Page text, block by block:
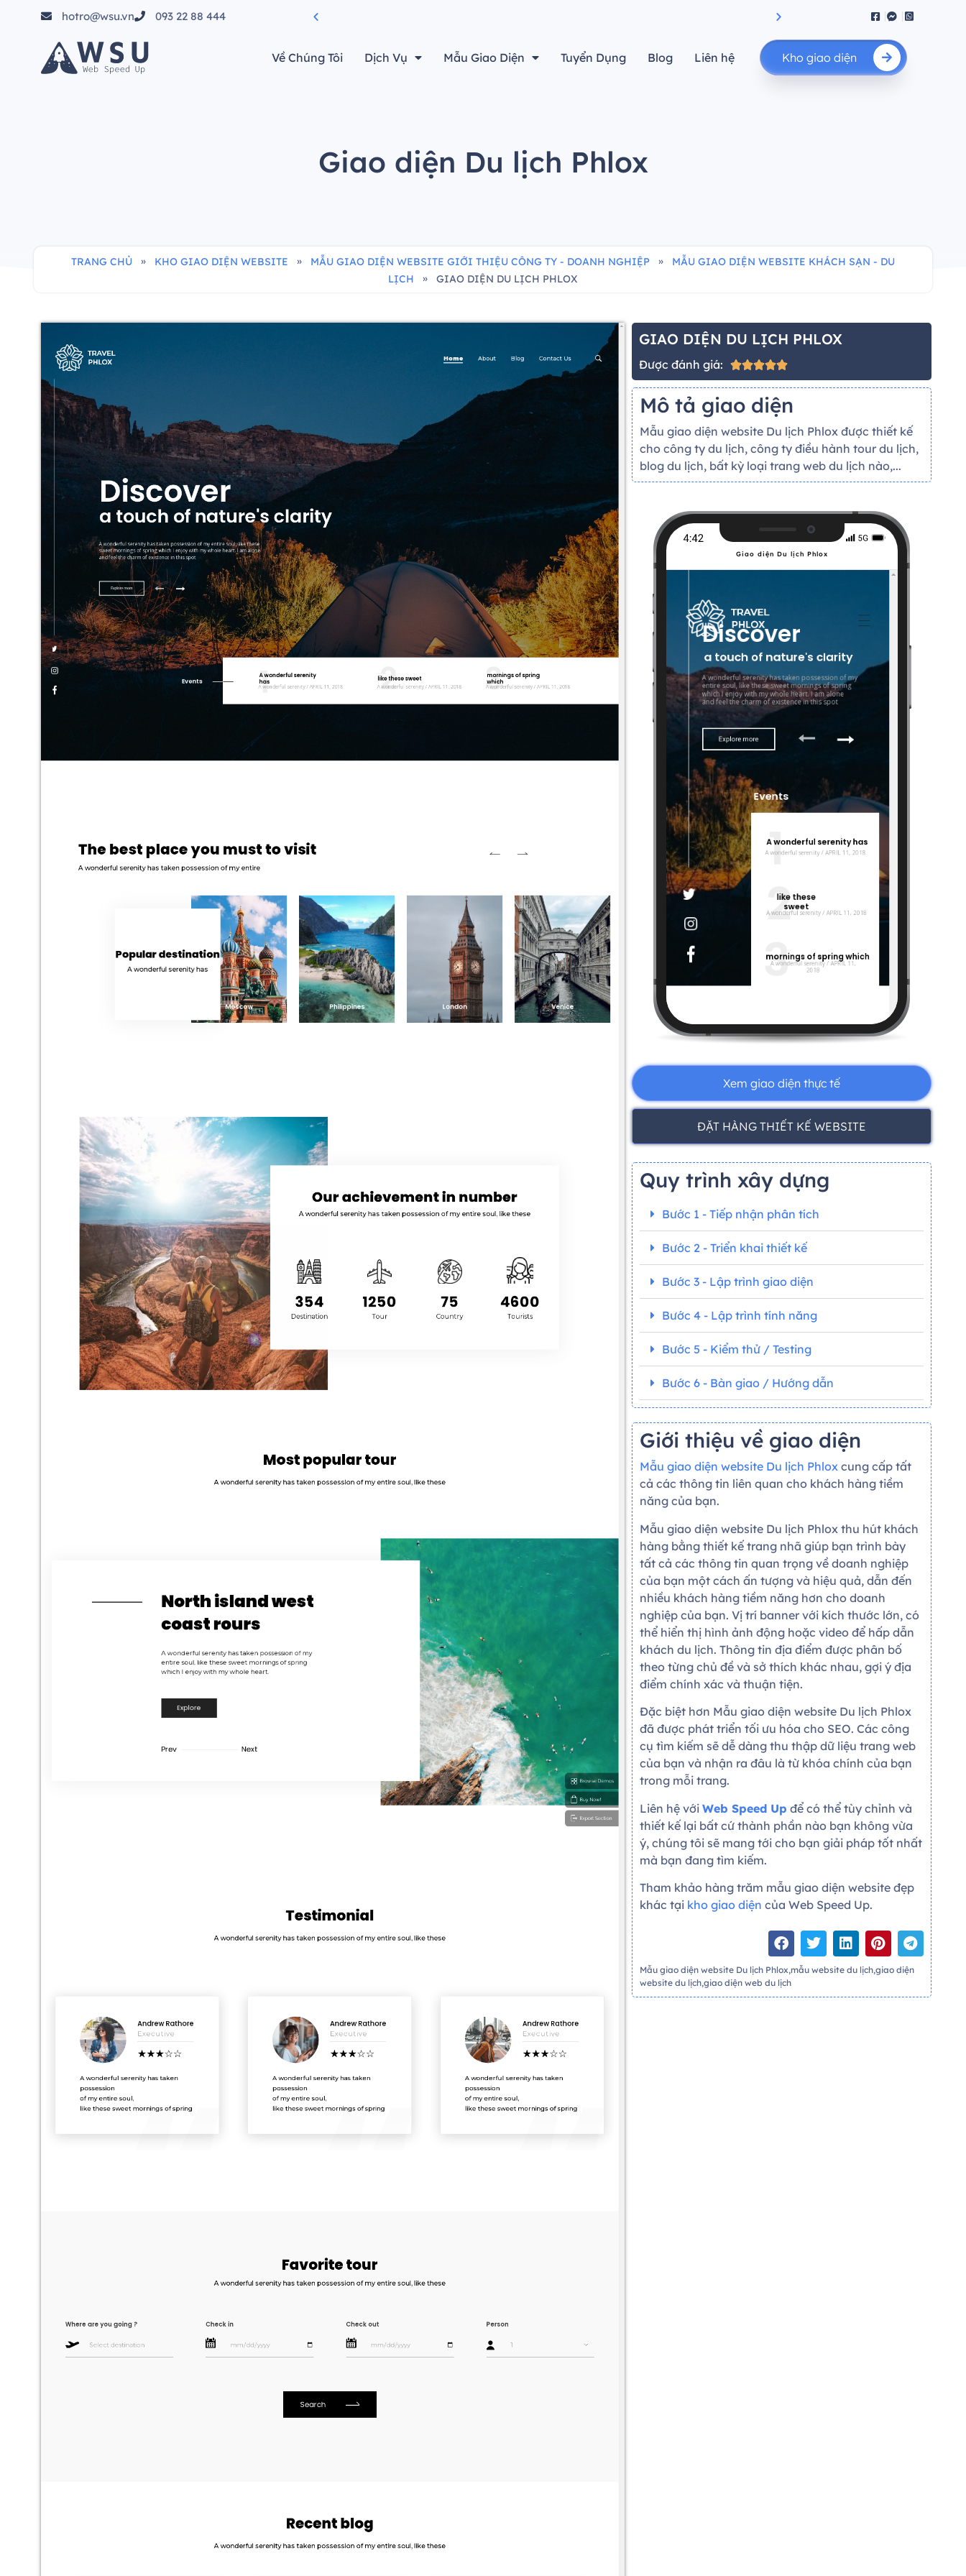
hotro@wsu.vn
093 22 88 444
Về Chúng Tôi Dịch Vụ Mẫu Giao Diện Tuyển Dụng Blog Liên hệ Kho giao diện
Giao diện Du lịch Phlox
TRANG CHỦ » KHO GIAO DIỆN WEBSITE » MẪU GIAO DIỆN WEBSITE GIỚI THIỆU CÔNG TY - DOANH NGHIỆP »
MẪU GIAO DIỆN WEBSITE KHÁCH SẠN - DU
LỊCH
» GIAO DIỆN DU LỊCH PHLOX
GIAO DIỆN DU LỊCH PHLOX
Được đánh giá: 
Mô tả giao diện
Mẫu giao diện website Du lịch Phlox được thiết kế
cho công ty du lịch, công ty điều hành tour du lịch,
blog du lịch, bất kỳ loại trang web du lịch nào,...
Giao diện Du lịch Phlox
Xem giao diện thực tế
ĐẶT HÀNG THIẾT KẾ WEBSITE
Quy trình xây dựng
Bước 1 - Tiếp nhận phân tích
Bước 2 - Triển khai thiết kế
Bước 3 - Lập trình giao diện
Bước 4 - Lập trình tính năng
Bước 5 - Kiểm thử / Testing
Bước 6 - Bàn giao / Hướng dẫn
Giới thiệu về giao diện
Mẫu giao diện website Du lịch Phlox cung cấp tất
cả các thông tin liên quan cho khách hàng tiềm
năng của bạn.
Mẫu giao diện website Du lịch Phlox thu hút khách
hàng bằng thiết kế trang nhã giúp bạn trình bày
tất cả các thông tin quan trọng về doanh nghiệp
của bạn một cách ấn tượng và hiệu quả, dẫn đến
nhiều khách hàng tiềm năng hơn cho doanh
nghiệp của bạn. Vị trí banner với kích thước lớn, có
thể hiển thị hình ảnh động hoặc video để hấp dẫn
khách du lịch. Thông tin địa điểm được phân bố
theo từng chủ đề và sở thích khác nhau, gợi ý địa
điểm chính xác và thuận tiện.
Đặc biệt hơn Mẫu giao diện website Du lịch Phlox
đã được phát triển tối ưu hóa cho SEO. Các công
cụ tìm kiếm sẽ dễ dàng thu thập dữ liệu trang web
của bạn và nhận ra đâu là từ khóa chính của bạn
trong mỗi trang.
Liên hệ vớiWeb Speed Up để có thể tùy chỉnh và
thiết kế lại bất cứ thành phần nào bạn không vừa
ý, chúng tôi sẽ mang tới cho bạn giải pháp tốt nhất
mà bạn đang tìm kiếm.
Tham khảo hàng trăm mẫu giao diện website đẹp
khác tại kho giao diện của Web Speed Up.
Mẫu giao diện website Du lịch Phlox,mẫu website du lịch,giao diện
website du lịch,giao diện web du lịch